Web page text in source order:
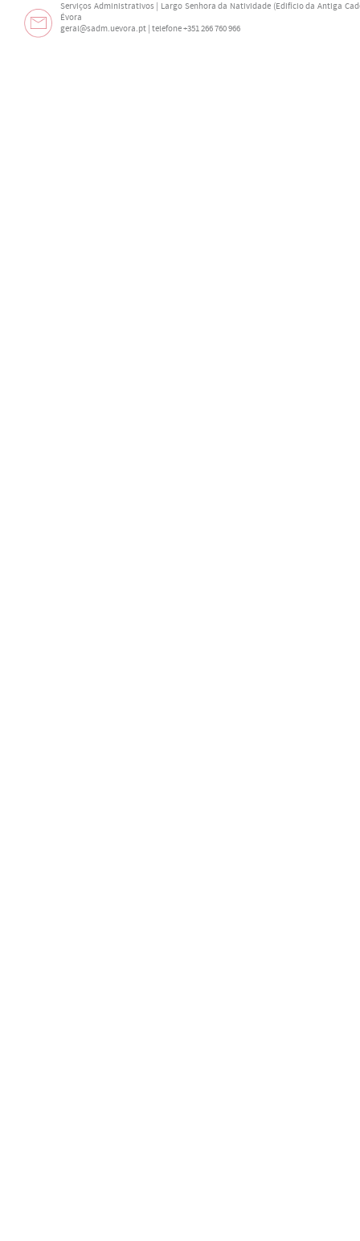
Serviços Administrativos | Largo Senhora da Natividade (Edifício da Antiga
Évora
geral@sadm.uevora.pt | telefone +351 266 760 966